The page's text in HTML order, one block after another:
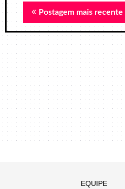
Postagem mais recente
EQUIPE